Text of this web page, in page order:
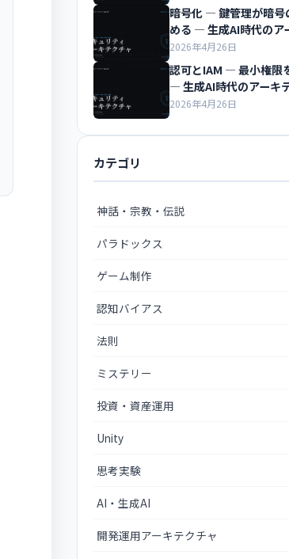
暗号化 ― 鍵管理が暗号
める ― 生成AI時代のア
ャ超入門
2026年4月26日
認可とIAM ― 最小権限
― 生成AI時代のアーキ
入門
2026年4月26日
カテゴリ
神話・宗教・伝説
パラドックス
ゲーム制作
認知バイアス
法則
ミステリー
投資・資産運用
Unity
思考実験
AI・生成AI
開発運用アーキテクチャ